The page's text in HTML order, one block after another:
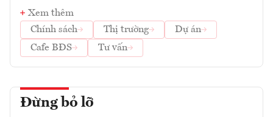
Xem thêm
Chính sách
Thị trường
Dự án
Cafe BĐS
Tư vấn
Đừng bỏ lỡ